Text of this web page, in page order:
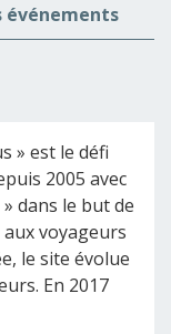
événements
» est le défi
2005 avec
dans le but de
voyageurs
le site évolue
En 2017